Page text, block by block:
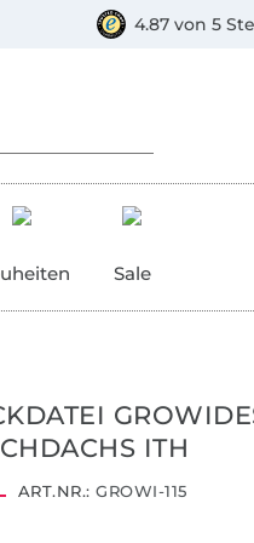
4.87 von 5
Sale
ITH
ART.NR.: GROWI-115